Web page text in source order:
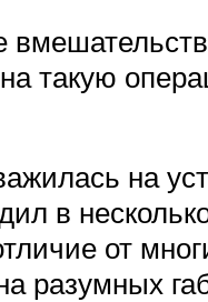
такую
на
в
от
разумных